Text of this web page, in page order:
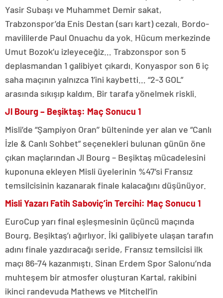
Yasir Subaşı ve Muhammet Demir sakat,
Trabzonspor’da Enis Destan (sarı kart) cezalı. Bordo-
mavililerde Paul Onuachu da yok. Hücum merkezinde
Umut Bozok’u izleyeceğiz… Trabzonspor son 5
deplasmandan 1 galibiyet çıkardı. Konyaspor son 6 iç
saha maçının yalnızca 1’ini kaybetti… “2-3 GOL”
arasında sıkışıp kaldım. Bir tarafa yönelmek riskli.
Jl Bourg – Beşiktaş: Maç Sonucu 1
Misli’de “Şampiyon Oran’’ bülteninde yer alan ve “Canlı
İzle & Canlı Sohbet” seçenekleri bulunan günün öne
çıkan maçlarından Jl Bourg – Beşiktaş mücadelesini
kuponuna ekleyen Misli üyelerinin %47’si Fransız
temsilcisinin kazanarak finale kalacağını düşünüyor.
Misli Yazarı Fatih Saboviç’in Tercihi: Maç Sonucu 1
EuroCup yarı final eşleşmesinin üçüncü maçında
Bourg, Beşiktaş’ı ağırlıyor. İki galibiyete ulaşan tarafın
adını finale yazdıracağı seride, Fransız temsilcisi ilk
maçı 86-74 kazanmıştı. Sinan Erdem Spor Salonu’nda
muhteşem bir atmosfer oluşturan Kartal, rakibini
ikinci randevuda Mathews ve Mitchell’in